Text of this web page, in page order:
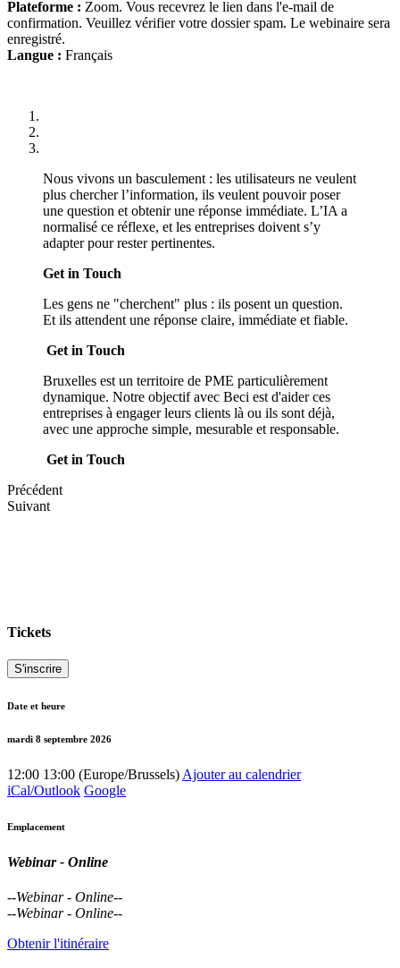
Plateforme : Zoom. Vous recevrez le lien dans l'e-mail de
confirmation. Veuillez vérifier votre dossier spam. Le webinaire sera
enregistré.
Langue : Français
Nous vivons un basculement : les utilisateurs ne veulent
plus chercher l’information, ils veulent pouvoir poser
une question et obtenir une réponse immédiate. L’IA a
normalisé ce réflexe, et les entreprises doivent s’y
adapter pour rester pertinentes.
Get in Touch
Les gens ne "cherchent" plus : ils posent un question.
Et ils attendent une réponse claire, immédiate et fiable.
Get in Touch
Bruxelles est un territoire de PME particulièrement
dynamique. Notre objectif avec Beci est d'aider ces
entreprises à engager leurs clients là ou ils sont déjà,
avec une approche simple, mesurable et responsable.
Get in Touch
Précédent
Suivant
Tickets
S'inscrire
Date et heure
mardi 8 septembre 2026
12:00 13:00 (Europe/Brussels) Ajouter au calendrier
iCal/Outlook Google
Emplacement
Webinar - Online
--Webinar - Online--
--Webinar - Online--
Obtenir l'itinéraire